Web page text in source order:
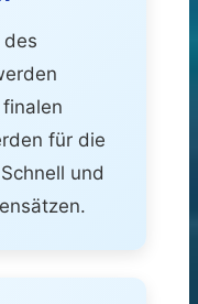
des
für die
und